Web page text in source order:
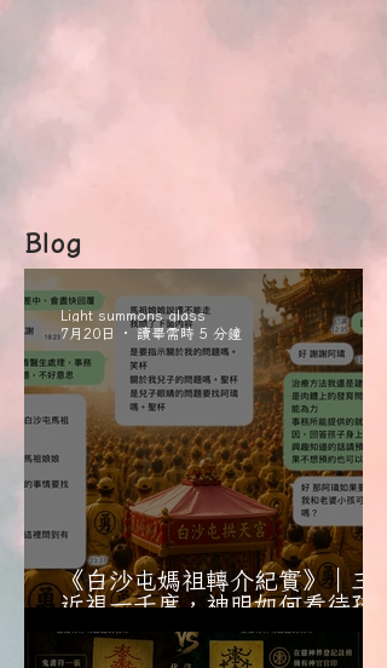
Blog
《白沙屯媽祖轉介紀實》｜三歲
近視一千度，神明如何看待孩子
的健康與父母的焦慮？
Light summons glass
7月20日
讀畢需時 5 分鐘